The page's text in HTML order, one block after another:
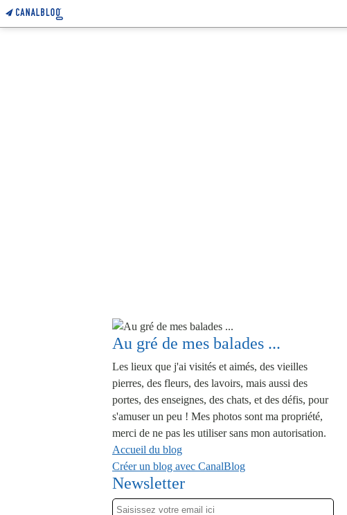
Au gré de mes balades ...
Les lieux que j'ai visités et aimés, des vieilles
pierres, des fleurs, des lavoirs, mais aussi des
portes, des enseignes, des chats, et des défis, pour
s'amuser un peu ! Mes photos sont ma propriété,
merci de ne pas les utiliser sans mon autorisation.
Accueil du blog
Créer un blog avec CanalBlog
Newsletter